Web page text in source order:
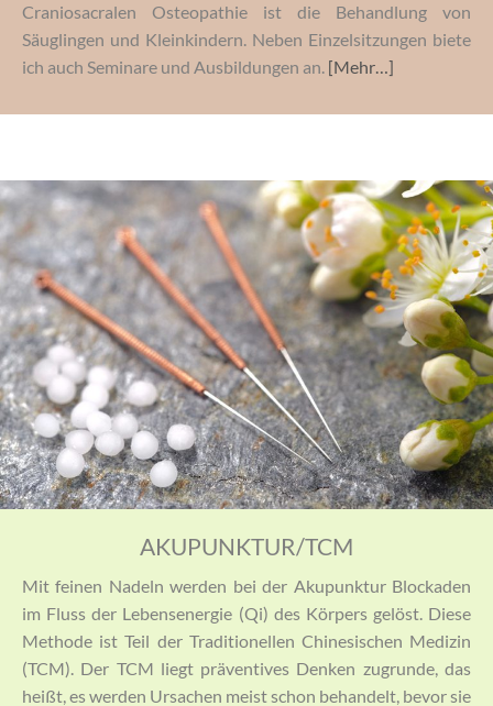
Craniosacralen Osteopathie ist die Behandlung von
Säuglingen und Kleinkindern. Neben Einzelsitzungen biete
ich auch Seminare und Ausbildungen an. [Mehr…]
AKUPUNKTUR/TCM
Mit feinen Nadeln werden bei der Akupunktur Blockaden
im Fluss der Lebensenergie (Qi) des Körpers gelöst. Diese
Methode ist Teil der Traditionellen Chinesischen Medizin
(TCM). Der TCM liegt präventives Denken zugrunde, das
heißt, es werden Ursachen meist schon behandelt, bevor sie